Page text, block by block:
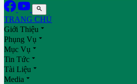

TRANG CHỦ
Giới Thiệu 
Phụng Vụ 
Mục Vụ 
Tin Tức 
Tài Liệu 
Media 